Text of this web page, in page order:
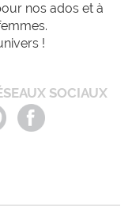
nos ados et à
!
SOCIAUX